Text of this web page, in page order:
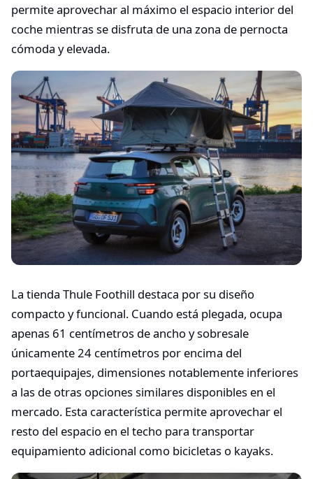
permite aprovechar al máximo el espacio interior del
coche mientras se disfruta de una zona de pernocta
cómoda y elevada.
La tienda Thule Foothill destaca por su diseño
compacto y funcional. Cuando está plegada, ocupa
apenas 61 centímetros de ancho y sobresale
únicamente 24 centímetros por encima del
portaequipajes, dimensiones notablemente inferiores
a las de otras opciones similares disponibles en el
mercado. Esta característica permite aprovechar el
resto del espacio en el techo para transportar
equipamiento adicional como bicicletas o kayaks.